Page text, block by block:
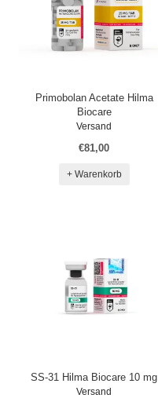
Primobolan Acetate Hilma
Biocare
Versand
€81,00
+ Warenkorb
SS-31 Hilma Biocare 10 mg
Versand